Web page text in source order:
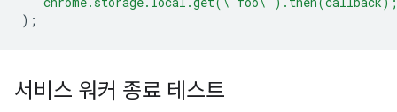
);
서비스 워커 종료 테스트